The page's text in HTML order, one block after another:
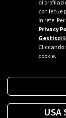
di
con le tue
in rete.
Privacy
Gestisci
Cliccando
cookie.
USA
Sei